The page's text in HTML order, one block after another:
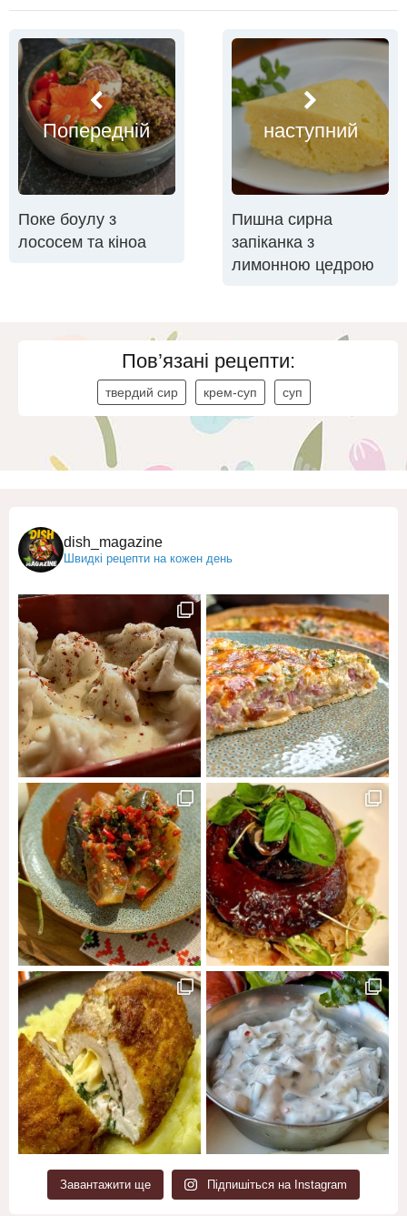
Попередній
Поке боулу з
лососем та кіноа
наступний
Пишна сирна
запіканка з
лимонною цедрою
Пов’язані рецепти:
твердий сир крем-суп суп
dish_magazine
Швидкі рецепти на кожен день
Завантажити ще Підпишіться на Instagram